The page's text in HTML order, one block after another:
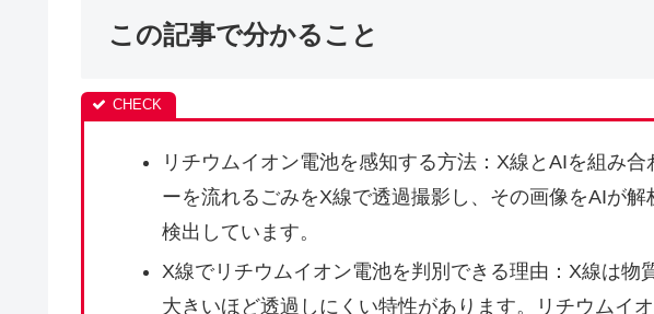
この記事で分かること
リチウムイオン電池を感知する方法：X線とAIを組み
ーを流れるごみをX線で透過撮影し、その画像をAIが
検出しています。
X線でリチウムイオン電池を判別できる理由：X線は物
大きいほど透過しにくい特性があります。リチウムイ